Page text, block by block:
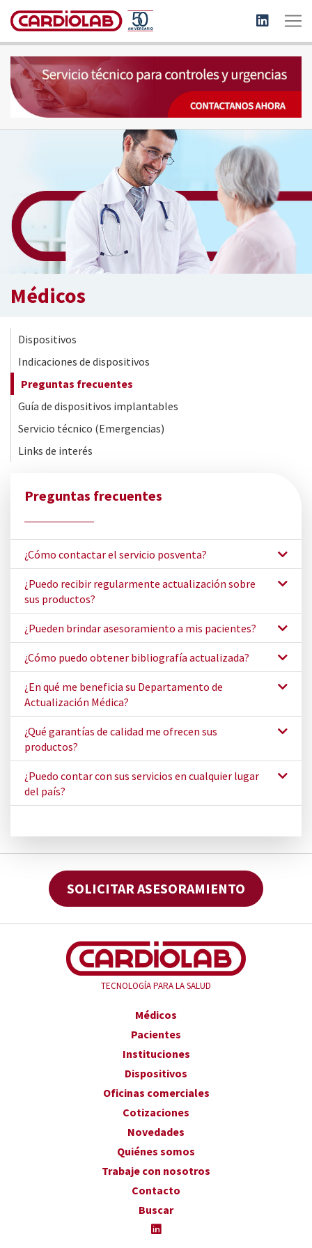
Médicos
Dispositivos
Indicaciones de dispositivos
Preguntas frecuentes
Guía de dispositivos implantables
Servicio técnico (Emergencias)
Links de interés
Preguntas frecuentes
¿Cómo contactar el servicio posventa?
¿Puedo recibir regularmente actualización sobre
sus productos?
¿Pueden brindar asesoramiento a mis pacientes?
¿Cómo puedo obtener bibliografía actualizada?
¿En qué me beneficia su Departamento de
Actualización Médica?
¿Qué garantías de calidad me ofrecen sus
productos?
¿Puedo contar con sus servicios en cualquier lugar
del país?
SOLICITAR ASESORAMIENTO
TECNOLOGÍA PARA LA SALUD
Médicos
Pacientes
Instituciones
Dispositivos
Oficinas comerciales
Cotizaciones
Novedades
Quiénes somos
Trabaje con nosotros
Contacto
Buscar